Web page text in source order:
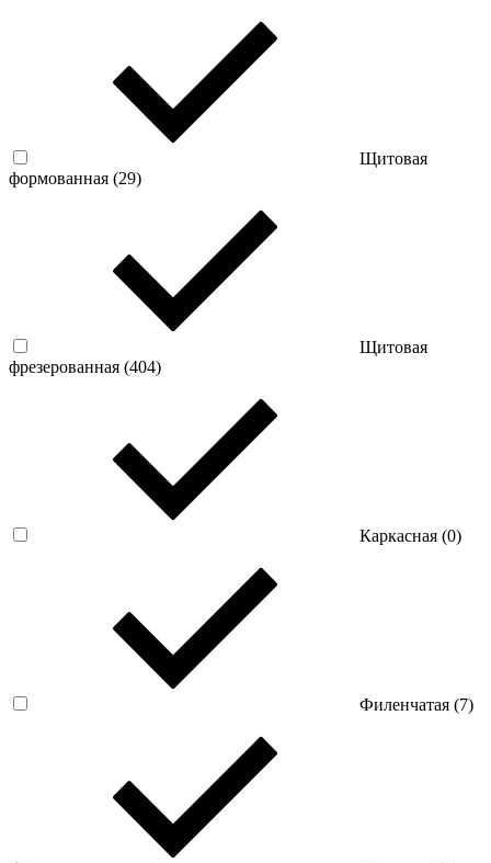
Щитовая
формованная (29)
Щитовая
фрезерованная (404)
Каркасная (0)
Филенчатая (7)